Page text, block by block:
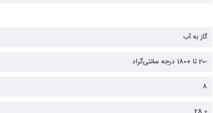
گاز به آب
-20 تا +180 درجه سانتی‌گراد
8